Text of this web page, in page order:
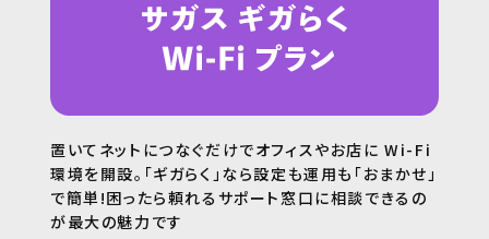
置いてネットにつなぐだけでオフィスやお店に Wi-Fi
環境を開設。「ギガらく」なら設定も運用も「おまかせ」
で簡単!困ったら頼れるサポート窓口に相談できるの
が最大の魅力です